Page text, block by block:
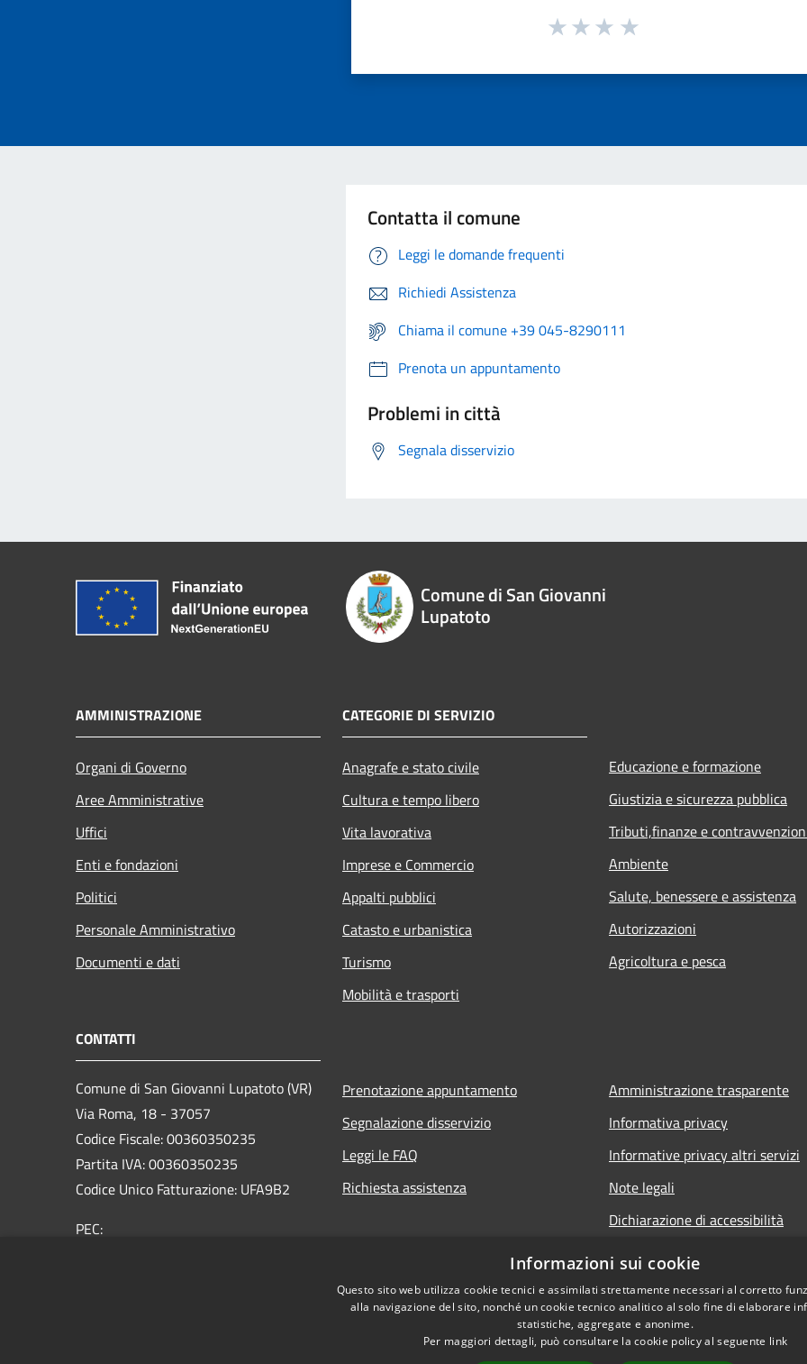
Contatta il comune
Leggi le domande frequenti
Richiedi Assistenza
Chiama il comune +39 045-8290111
Prenota un appuntamento
Problemi in città
Segnala disservizio
Comune di San Giovanni
Lupatoto
AMMINISTRAZIONE
Organi di Governo
Aree Amministrative
Uffici
Enti e fondazioni
Politici
Personale Amministrativo
Documenti e dati
CATEGORIE DI SERVIZIO
Anagrafe e stato civile
Cultura e tempo libero
Vita lavorativa
Imprese e Commercio
Appalti pubblici
Catasto e urbanistica
Turismo
Mobilità e trasporti
Educazione e formazione
Giustizia e sicurezza pubblica
Tributi,finanze e
Ambiente
Salute, benessere e assistenza
Autorizzazioni
Agricoltura e pesca
CONTATTI
Comune di San Giovanni Lupatoto (VR)
Via Roma, 18 - 37057
Codice Fiscale: 00360350235
Partita IVA: 00360350235
Codice Unico Fatturazione: UFA9B2
PEC:
Prenotazione appuntamento
Segnalazione disservizio
Leggi le FAQ
Richiesta assistenza
Amministrazione trasparente
Informativa privacy
Informative privacy altri servizi
Note legali
Dichiarazione di accessibilità
Informazioni sui cookie
Questo sito web utilizza cookie tecnici e assimilati strettamente necessari al corretto
alla navigazione del sito, nonché un cookie tecnico analitico al solo fine di elaborare
statistiche, aggregate e anonime.
Per maggiori dettagli, può consultare la cookie policy al seguente link